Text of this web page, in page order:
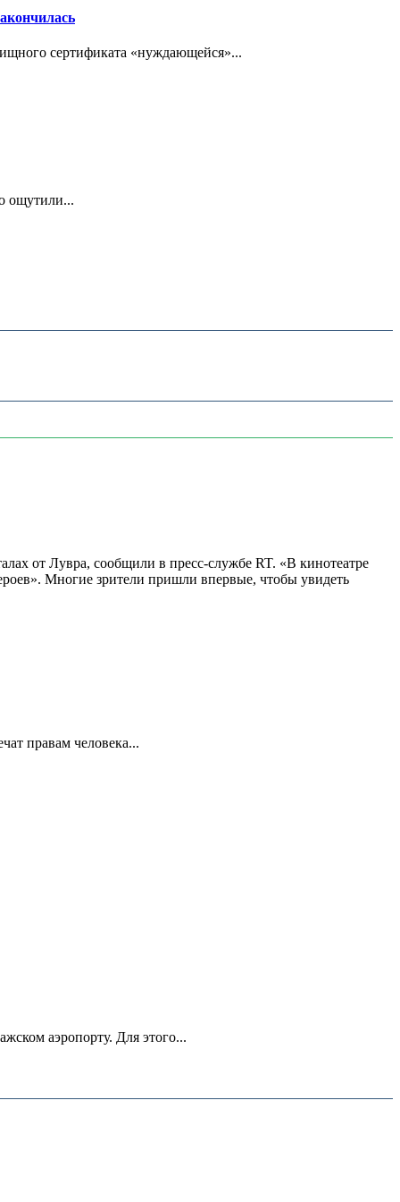
сертификата «нуждающейся»...
ощутили...
от Лувра, сообщили в пресс-службе RT. «В кинотеатре
Многие зрители пришли впервые, чтобы увидеть
правам человека...
аэропорту. Для этого...